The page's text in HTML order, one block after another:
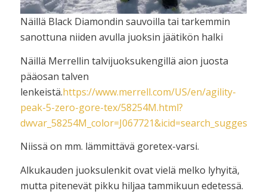
Näillä Black Diamondin sauvoilla tai tarkemmin
sanottuna niiden avulla juoksin jäätikön halki
Näillä Merrellin talvijuoksukengillä aion juosta
pääosan talven
lenkeistä.https://www.merrell.com/US/en/agility-
peak-5-zero-gore-tex/58254M.html?
Niissä on mm. lämmittävä goretex-varsi.
Alkukauden juoksulenkit ovat vielä melko lyhyitä,
mutta pitenevät pikku hiljaa tammikuun edetessä.